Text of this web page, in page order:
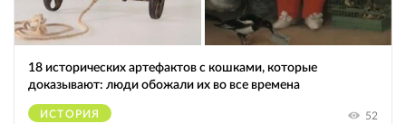
18 исторических артефактов с кошками, которые
доказывают: люди обожали их во все времена
ИСТОРИЯ 52